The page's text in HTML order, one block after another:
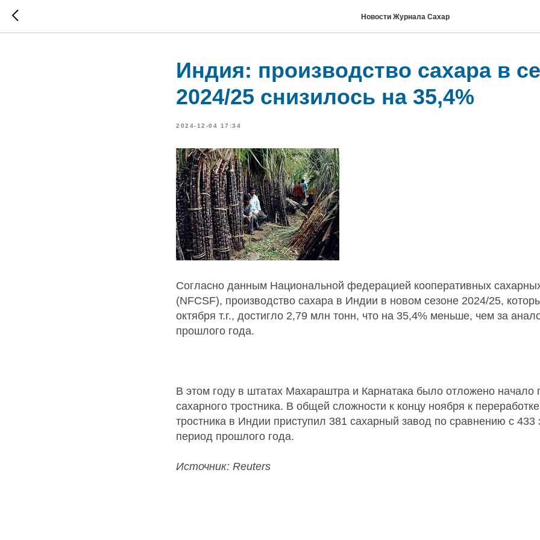
Новости Журнала Сахар
Индия: производство сахара в
2024/25 снизилось на 35,4%
2024-12-04 17:34
Согласно данным Национальной федерацией кооперативных
(NFCSF), производство сахара в Индии в новом сезоне 2024/25,
октября т.г., достигло 2,79 млн тонн, что на 35,4% меньше, чем за
прошлого года.
В этом году в штатах Махараштра и Карнатака было отложено начало
сахарного тростника. В общей сложности к концу ноября к
тростника в Индии приступил 381 сахарный завод по сравнению с 433
период прошлого года.
Источник: Reuters